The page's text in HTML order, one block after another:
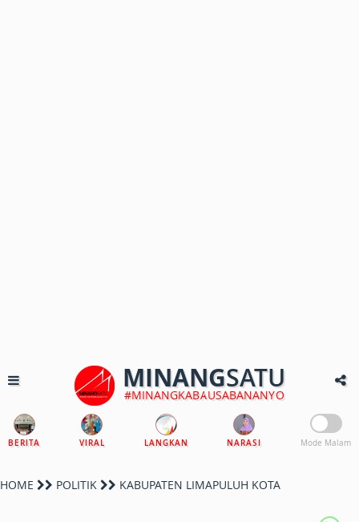
MINANGSATU
#MINANGKABAUSABANANYO
BERITA VIRAL LANGKAN NARASI Mode Malam
HOME POLITIK KABUPATEN LIMAPULUH KOTA